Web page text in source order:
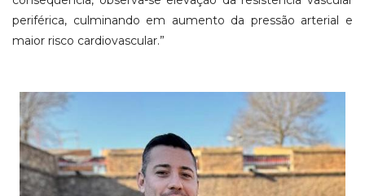
periférica, culminando em aumento da pressão arterial e
maior risco cardiovascular.”